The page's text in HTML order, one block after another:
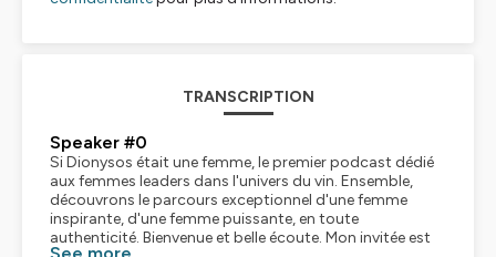
TRANSCRIPTION
Speaker #0
Si Dionysos était une femme, le premier podcast dédié
aux femmes leaders dans l'univers du vin. Ensemble,
découvrons le parcours exceptionnel d'une femme
inspirante, d'une femme puissante, en toute
authenticité. Bienvenue et belle écoute. Mon invitée est